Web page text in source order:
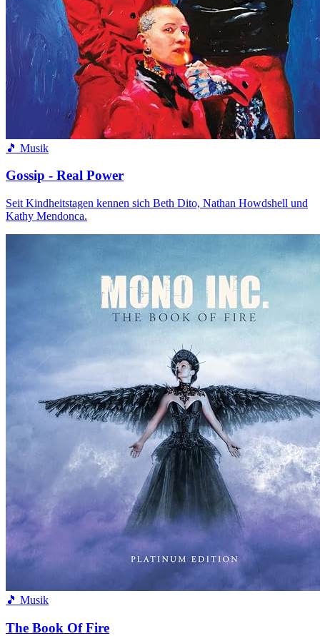
🎵 Musik
Gossip - Real Power
Seit Kindheitstagen kennen sich Beth Dito, Nathan Howdshell und
Kathy Mendonca.
🎵 Musik
The Book Of Fire